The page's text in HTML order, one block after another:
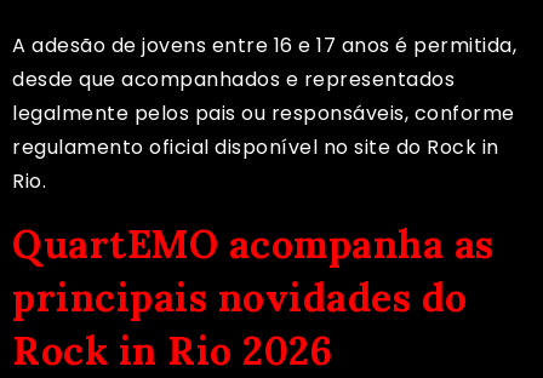
A adesão de jovens entre 16 e 17 anos é permitida,
desde que acompanhados e representados
legalmente pelos pais ou responsáveis, conforme
regulamento oficial disponível no site do Rock in
Rio.
QuartEMO acompanha as
principais novidades do
Rock in Rio 2026